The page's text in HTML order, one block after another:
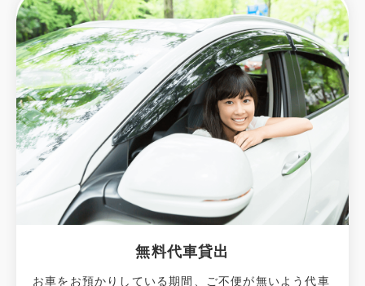
無料代車貸出
お車をお預かりしている期間、ご不便が無いよう代車